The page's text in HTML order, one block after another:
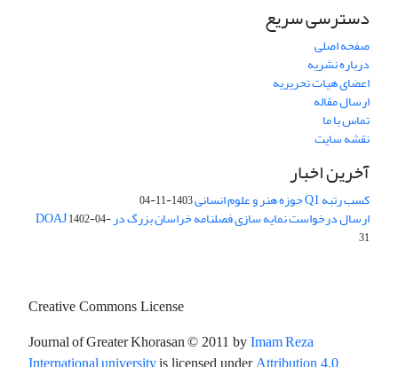
دسترسی سریع
صفحه اصلی
درباره نشریه
اعضای هیات تحریریه
ارسال مقاله
تماس با ما
نقشه سایت
آخرین اخبار
کسب رتبه Q1 حوزه هنر و علوم انسانی 1403-11-04
ارسال درخواست نمایه سازی فصلنامه خراسان بزرگ در DOAJ1402-04-
31
Creative Commons License
Journal of Greater Khorasan© 2011 by Imam Reza
is licensed under Attribution 4.0